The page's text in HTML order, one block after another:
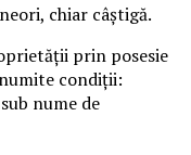
chiar câștigă.
prin posesie
condiții:
nume de